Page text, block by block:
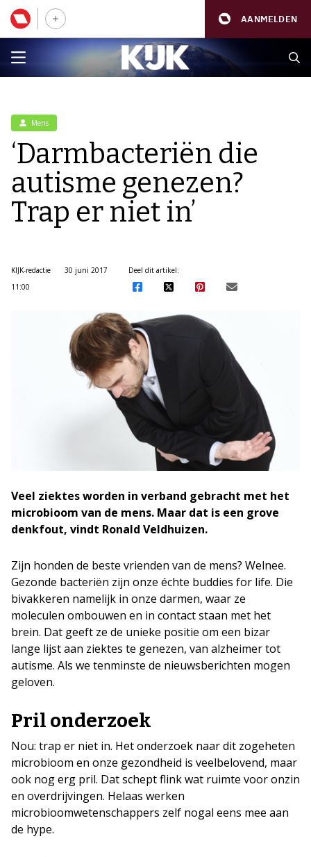
AANMELDEN
Mens
‘Darmbacteriën die
autisme genezen?
Trap er niet in’
KIJK-redactie
30 juni 2017
11:00
Deel dit artikel:
Veel ziektes worden in verband gebracht met het
microbioom van de mens. Maar dat is een grove
denkfout, vindt Ronald Veldhuizen.
Zijn honden de beste vrienden van de mens? Welnee.
Gezonde bacteriën zijn onze échte buddies for life. Die
bivakkeren namelijk in onze darmen, waar ze
moleculen ombouwen en in contact staan met het
brein. Dat geeft ze de unieke positie om een bizar
lange lijst aan ziektes te genezen, van alzheimer tot
autisme. Als we tenminste de nieuwsberichten mogen
geloven.
Pril onderzoek
Nou: trap er niet in. Het onderzoek naar dit zogeheten
microbioom en onze gezondheid is veelbelovend, maar
ook nog erg pril. Dat schept flink wat ruimte voor onzin
en overdrijvingen. Helaas werken
microbioomwetenschappers zelf nogal eens mee aan
de hype.